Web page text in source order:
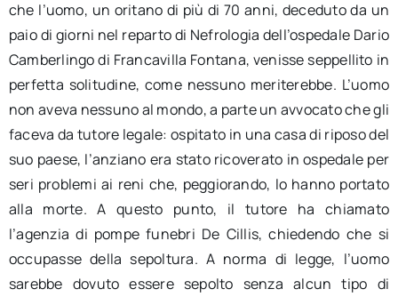
che l’uomo, un oritano di più di 70 anni, deceduto da un
paio di giorni nel reparto di Nefrologia dell’ospedale Dario
Camberlingo di Francavilla Fontana, venisse seppellito in
perfetta solitudine, come nessuno meriterebbe. L’uomo
non aveva nessuno al mondo, a parte un avvocato che gli
faceva da tutore legale: ospitato in una casa di riposo del
suo paese, l’anziano era stato ricoverato in ospedale per
seri problemi ai reni che, peggiorando, lo hanno portato
alla morte. A questo punto, il tutore ha chiamato
l’agenzia di pompe funebri De Cillis, chiedendo che si
occupasse della sepoltura. A norma di legge, l’uomo
sarebbe dovuto essere sepolto senza alcun tipo di